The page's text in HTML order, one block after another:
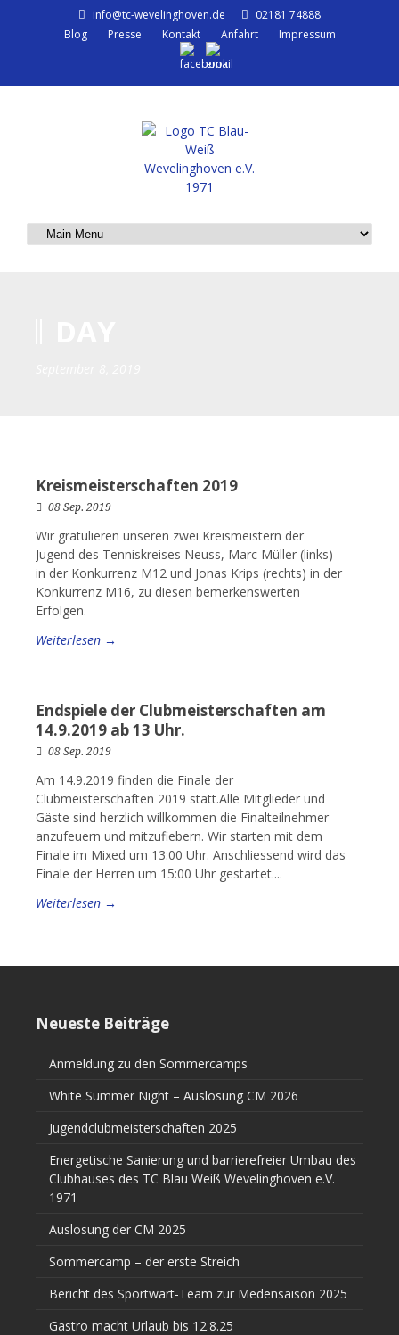
info@tc-wevelinghoven.de
02181 74888
Blog
Presse Kontakt Anfahrt Impressum
Kreismeisterschaften 2019
08 Sep. 2019
Wir gratulieren unseren zwei Kreismeistern der
Jugend des Tenniskreises Neuss, Marc Müller (links)
in der Konkurrenz M12 und Jonas Krips (rechts) in der
Konkurrenz M16, zu diesen bemerkenswerten
Erfolgen.
Weiterlesen →
Endspiele der Clubmeisterschaften am
14.9.2019 ab 13 Uhr.
08 Sep. 2019
Am 14.9.2019 finden die Finale der
Clubmeisterschaften 2019 statt.Alle Mitglieder und
Gäste sind herzlich willkommen die Finalteilnehmer
anzufeuern und mitzufiebern. Wir starten mit dem
Finale im Mixed um 13:00 Uhr. Anschliessend wird das
Finale der Herren um 15:00 Uhr gestartet....
Weiterlesen →
Neueste Beiträge
Anmeldung zu den Sommercamps
White Summer Night – Auslosung CM 2026
Jugendclubmeisterschaften 2025
Energetische Sanierung und barrierefreier Umbau des
Clubhauses des TC Blau Weiß Wevelinghoven e.V.
1971
Auslosung der CM 2025
Sommercamp – der erste Streich
Bericht des Sportwart-Team zur Medensaison 2025
Gastro macht Urlaub bis 12.8.25